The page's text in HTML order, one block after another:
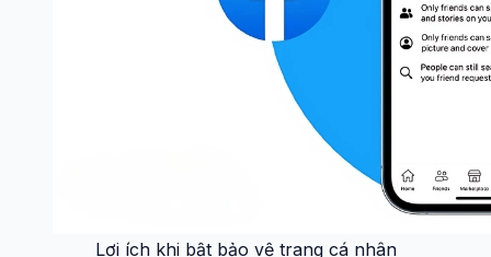
Lợi ích khi bật bảo vệ trang cá nhân